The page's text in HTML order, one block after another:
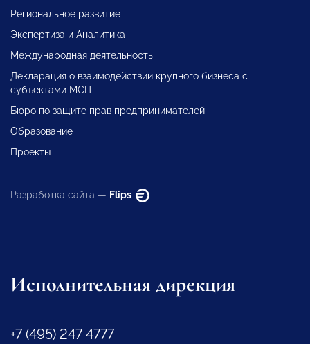
Региональное развитие
Экспертиза и Аналитика
Международная деятельность
Декларация о взаимодействии крупного бизнеса с
субъектами МСП
Бюро по защите прав предпринимателей
Образование
Проекты
Разработка сайта — Flips
Исполнительная дирекция
+7 (495) 247 4777